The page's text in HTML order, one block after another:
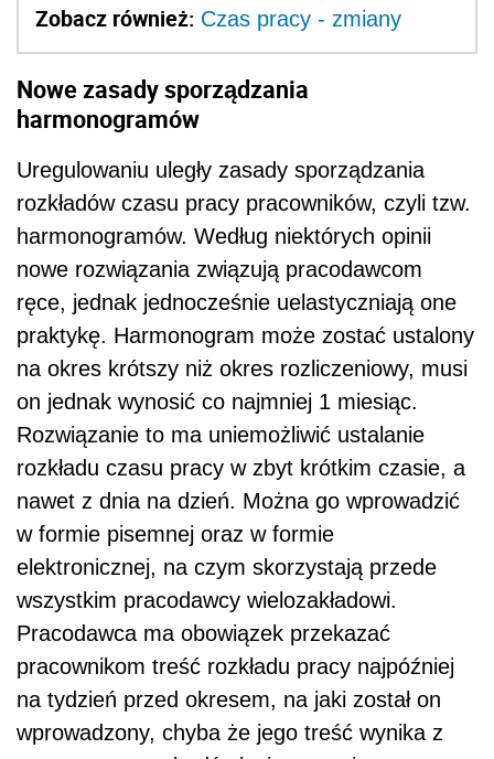
Zobacz również: Czas pracy - zmiany
Nowe zasady sporządzania
harmonogramów
Uregulowaniu uległy zasady sporządzania
rozkładów czasu pracy pracowników, czyli tzw.
harmonogramów. Według niektórych opinii
nowe rozwiązania związują pracodawcom
ręce, jednak jednocześnie uelastyczniają one
praktykę. Harmonogram może zostać ustalony
na okres krótszy niż okres rozliczeniowy, musi
on jednak wynosić co najmniej 1 miesiąc.
Rozwiązanie to ma uniemożliwić ustalanie
rozkładu czasu pracy w zbyt krótkim czasie, a
nawet z dnia na dzień. Można go wprowadzić
w formie pisemnej oraz w formie
elektronicznej, na czym skorzystają przede
wszystkim pracodawcy wielozakładowi.
Pracodawca ma obowiązek przekazać
pracownikom treść rozkładu pracy najpóźniej
na tydzień przed okresem, na jaki został on
wprowadzony, chyba że jego treść wynika z